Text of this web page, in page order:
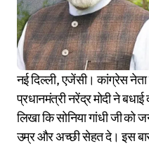
नई दिल्ली, एजेंसी। कांग्रेस नेता सोनिया गांधी के जन्मदिन पर
प्रधानमंत्री नरेंद्र मोदी ने
लिखा कि सोनिया गांधी जी को
उम्र और अच्छी सेहत दे। इस बार